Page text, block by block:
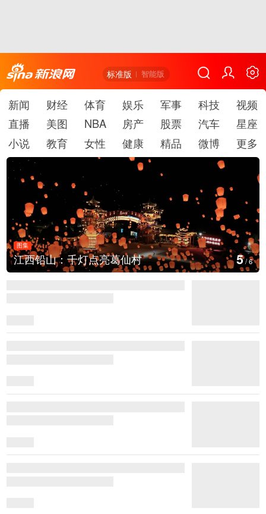
标准版 智能版
新闻 财经 体育 娱乐 军事 科技
视频
直播
美图 NBA 房产 股票 汽车
星座
小说
教育 女性 健康 精品 微博 更多
图集
江西铅山：千灯点亮葛仙村 5/6